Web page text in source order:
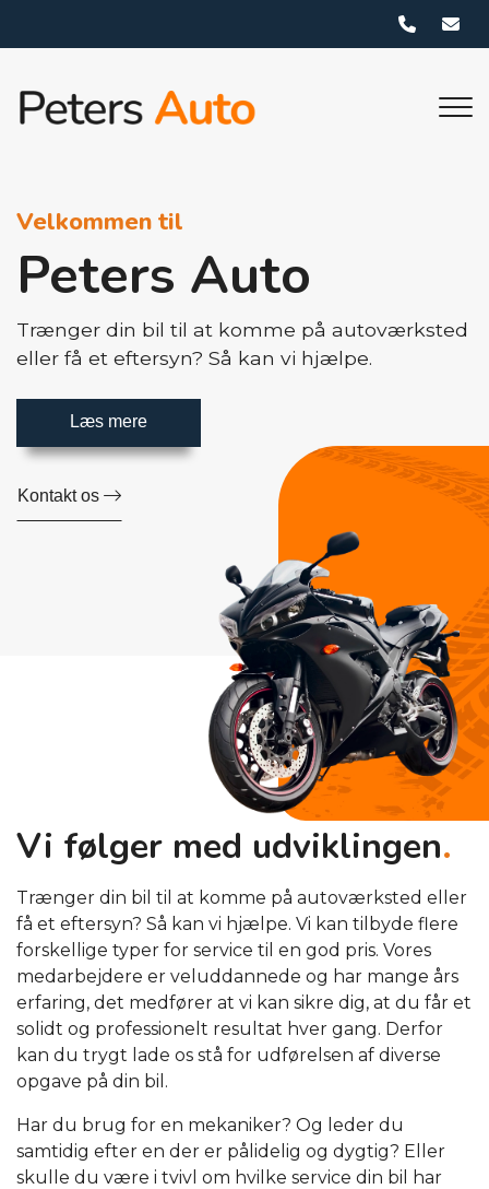
Velkommen til
Peters Auto
Trænger din bil til at komme på autoværksted
eller få et eftersyn? Så kan vi hjælpe.
Læs mere
Kontakt os
Vi følger med udviklingen.
Trænger din bil til at komme på autoværksted eller
få et eftersyn? Så kan vi hjælpe. Vi kan tilbyde flere
forskellige typer for service til en god pris. Vores
medarbejdere er veluddannede og har mange års
erfaring, det medfører at vi kan sikre dig, at du får et
solidt og professionelt resultat hver gang. Derfor
kan du trygt lade os stå for udførelsen af diverse
opgave på din bil.
Har du brug for en mekaniker? Og leder du
samtidig efter en der er pålidelig og dygtig? Eller
skulle du være i tvivl om hvilke service din bil har